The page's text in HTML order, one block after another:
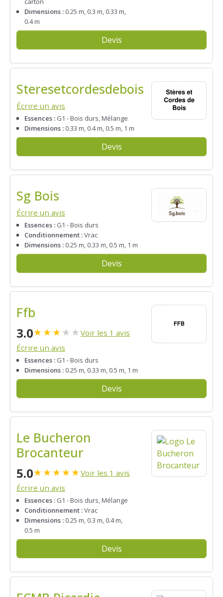
Dimensions : 0.25 m, 0.3 m, 0.33 m,
0.4 m
Devis
Steresetcordesdebois
Écrire un avis
Essences : G1 - Bois durs, Mélange
Dimensions : 0.33 m, 0.4 m, 0.5 m, 1 m
Devis
Sg Bois
Écrire un avis
Essences : G1 - Bois durs
Conditionnement :Vrac
Dimensions : 0.25 m, 0.33 m, 0.5 m, 1 m
Devis
Ffb
3.0★★★★ ★ Voir les 1 avis
Écrire un avis
Essences : G1 - Bois durs
Dimensions : 0.25 m, 0.33 m, 0.5 m, 1 m
Devis
Le Bucheron
Brocanteur
5.0★★★★★Voir les 1 avis
Écrire un avis
Essences : G1 - Bois durs, Mélange
Conditionnement :Vrac
Dimensions : 0.25 m, 0.3 m, 0.4 m,
0.5 m
Devis